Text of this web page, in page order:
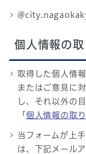
個人情報の
取得した個人情
またはご意見に
し、それ以外の
「 個人情報の取
当フォームが上
は、下記メール